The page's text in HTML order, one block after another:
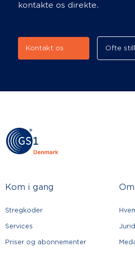
kontakte os direkte.
Kontakt os Ofte
Kom i gang
Stregkoder
Services
Priser og abonnementer